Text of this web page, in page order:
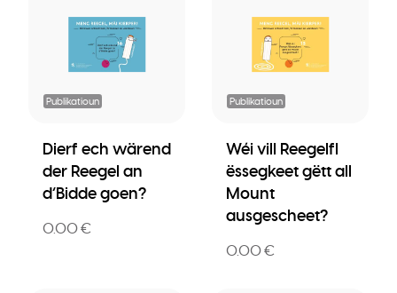
Publikatioun
Dierf ech wärend
der Reegel an
d’Bidde goen?
0.00 €
Publikatioun
Wéi vill Reegelfl
ëssegkeet gëtt all
Mount
ausgescheet?
0.00 €